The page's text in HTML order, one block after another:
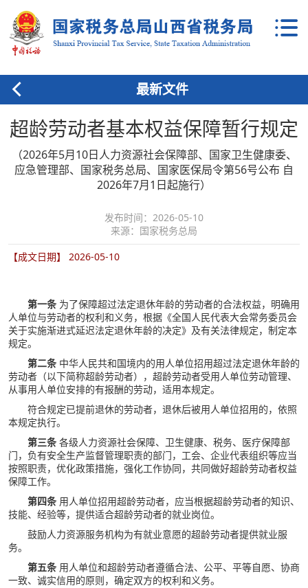
最新文件
超龄劳动者基本权益保障暂行规定
（2026年5月10日人力资源社会保障部、国家卫生健康委、
应急管理部、国家税务总局、国家医保局令第56号公布 自
2026年7月1日起施行）
发布时间：2026-05-10
来源：国家税务总局
【成文日期】 2026-05-10
第一条为了保障超过法定退休年龄的劳动者的合法权益，明确用
人单位与劳动者的权利和义务，根据《全国人民代表大会常务委员会
关于实施渐进式延迟法定退休年龄的决定》及有关法律规定，制定本
规定。
第二条中华人民共和国境内的用人单位招用超过法定退休年龄的
劳动者（以下简称超龄劳动者），超龄劳动者受用人单位劳动管理、
从事用人单位安排的有报酬的劳动，适用本规定。
符合规定已提前退休的劳动者，退休后被用人单位招用的，依照
本规定执行。
第三条各级人力资源社会保障、卫生健康、税务、医疗保障部
门，负有安全生产监督管理职责的部门，工会、企业代表组织等应当
按照职责，优化政策措施，强化工作协同，共同做好超龄劳动者权益
保障工作。
第四条用人单位招用超龄劳动者，应当根据超龄劳动者的知识、
技能、经验等，提供适合超龄劳动者的就业岗位。
鼓励人力资源服务机构为有就业意愿的超龄劳动者提供就业服
务。
第五条用人单位和超龄劳动者遵循合法、公平、平等自愿、协商
一致、诚实信用的原则，确定双方的权利和义务。